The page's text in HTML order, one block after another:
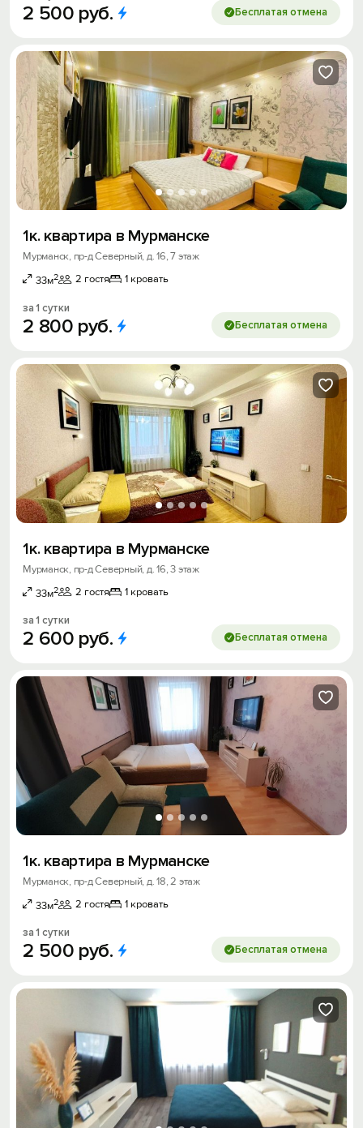
2 500 руб. Бесплатая отмена
1к. квартира в Мурманске
Мурманск, пр-д Северный, д. 16, 7 этаж
33м2 2 гостя 1 кровать
за 1 сутки
2 800 руб. Бесплатая отмена
1к. квартира в Мурманске
Мурманск, пр-д Северный, д. 16, 3 этаж
33м2 2 гостя 1 кровать
за 1 сутки
2 600 руб. Бесплатая отмена
1к. квартира в Мурманске
Мурманск, пр-д Северный, д. 18, 2 этаж
33м2 2 гостя 1 кровать
за 1 сутки
2 500 руб. Бесплатая отмена